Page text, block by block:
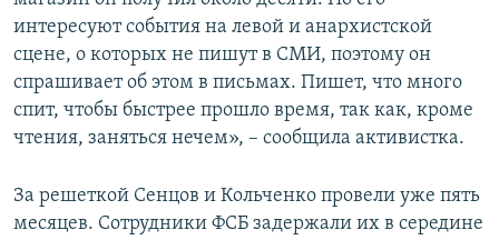
интересуют события на левой и анархистской
сцене, о которых не пишут в СМИ, поэтому он
спрашивает об этом в письмах. Пишет, что много
спит, чтобы быстрее прошло время, так как, кроме
чтения, заняться нечем», – сообщила активистка.
За решеткой Сенцов и Кольченко провели уже пять
месяцев. Сотрудники ФСБ задержали их в середине